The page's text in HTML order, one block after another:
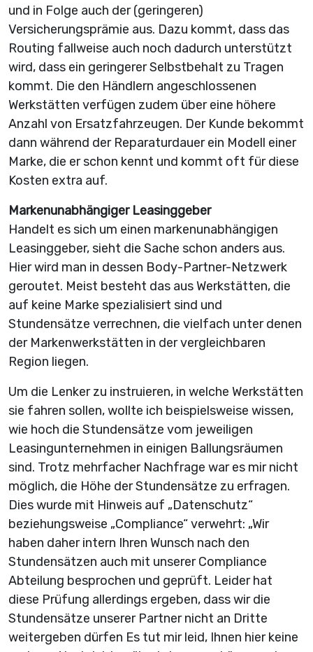
und in Folge auch der (geringeren)
Versicherungsprämie aus. Dazu kommt, dass das
Routing fallweise auch noch dadurch unterstützt
wird, dass ein geringerer Selbstbehalt zu Tragen
kommt. Die den Händlern angeschlossenen
Werkstätten verfügen zudem über eine höhere
Anzahl von Ersatzfahrzeugen. Der Kunde bekommt
dann während der Reparaturdauer ein Modell einer
Marke, die er schon kennt und kommt oft für diese
Kosten extra auf.
Markenunabhängiger Leasinggeber
Handelt es sich um einen markenunabhängigen
Leasinggeber, sieht die Sache schon anders aus.
Hier wird man in dessen Body-Partner-Netzwerk
geroutet. Meist besteht das aus Werkstätten, die
auf keine Marke spezialisiert sind und
Stundensätze verrechnen, die vielfach unter denen
der Markenwerkstätten in der vergleichbaren
Region liegen.
Um die Lenker zu instruieren, in welche Werkstätten
sie fahren sollen, wollte ich beispielsweise wissen,
wie hoch die Stundensätze vom jeweiligen
Leasingunternehmen in einigen Ballungsräumen
sind. Trotz mehrfacher Nachfrage war es mir nicht
möglich, die Höhe der Stundensätze zu erfragen.
Dies wurde mit Hinweis auf „Datenschutz“
beziehungsweise „Compliance“ verwehrt: „Wir
haben daher intern Ihren Wunsch nach den
Stundensätzen auch mit unserer Compliance
Abteilung besprochen und geprüft. Leider hat
diese Prüfung allerdings ergeben, dass wir die
Stundensätze unserer Partner nicht an Dritte
weitergeben dürfen Es tut mir leid, Ihnen hier keine